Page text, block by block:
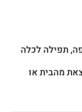
תפילה לכלה
מהבית או